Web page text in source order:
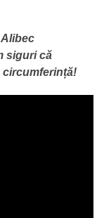
Alibec
siguri că
circumferință!